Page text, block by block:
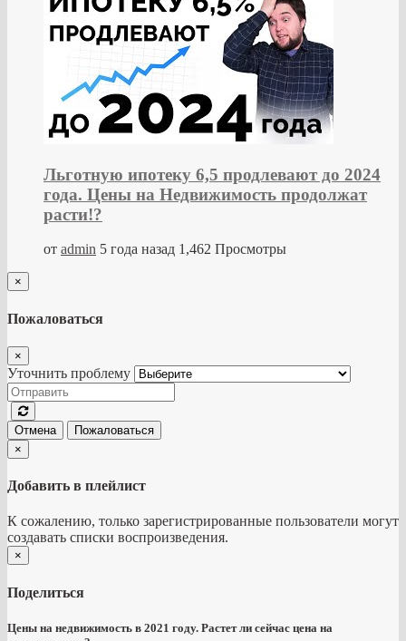
Льготную ипотеку 6,5 продлевают до 2024
года. Цены на Недвижимость продолжат
расти!?
от admin 5 года назад 1,462 Просмотры
×
Пожаловаться
×
Уточнить проблему
Отмена
Пожаловаться
×
Добавить в плейлист
К сожалению, только зарегистрированные пользователи могут
создавать списки воспроизведения.
×
Поделиться
Цены на недвижимость в 2021 году. Растет ли сейчас цена на